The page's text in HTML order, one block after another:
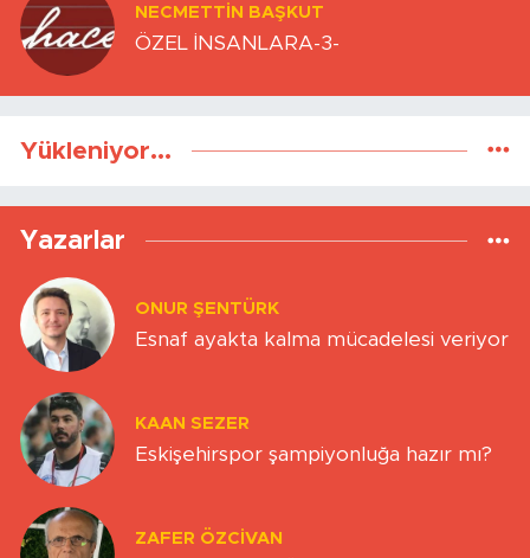
NECMETTIN BAŞKUT
ÖZEL İNSANLARA-3-
Yükleniyor...
Yazarlar
ONUR ŞENTÜRK
Esnaf ayakta kalma mücadelesi veriyor
KAAN SEZER
Eskişehirspor şampiyonluğa hazır mı?
ZAFER ÖZCIVAN